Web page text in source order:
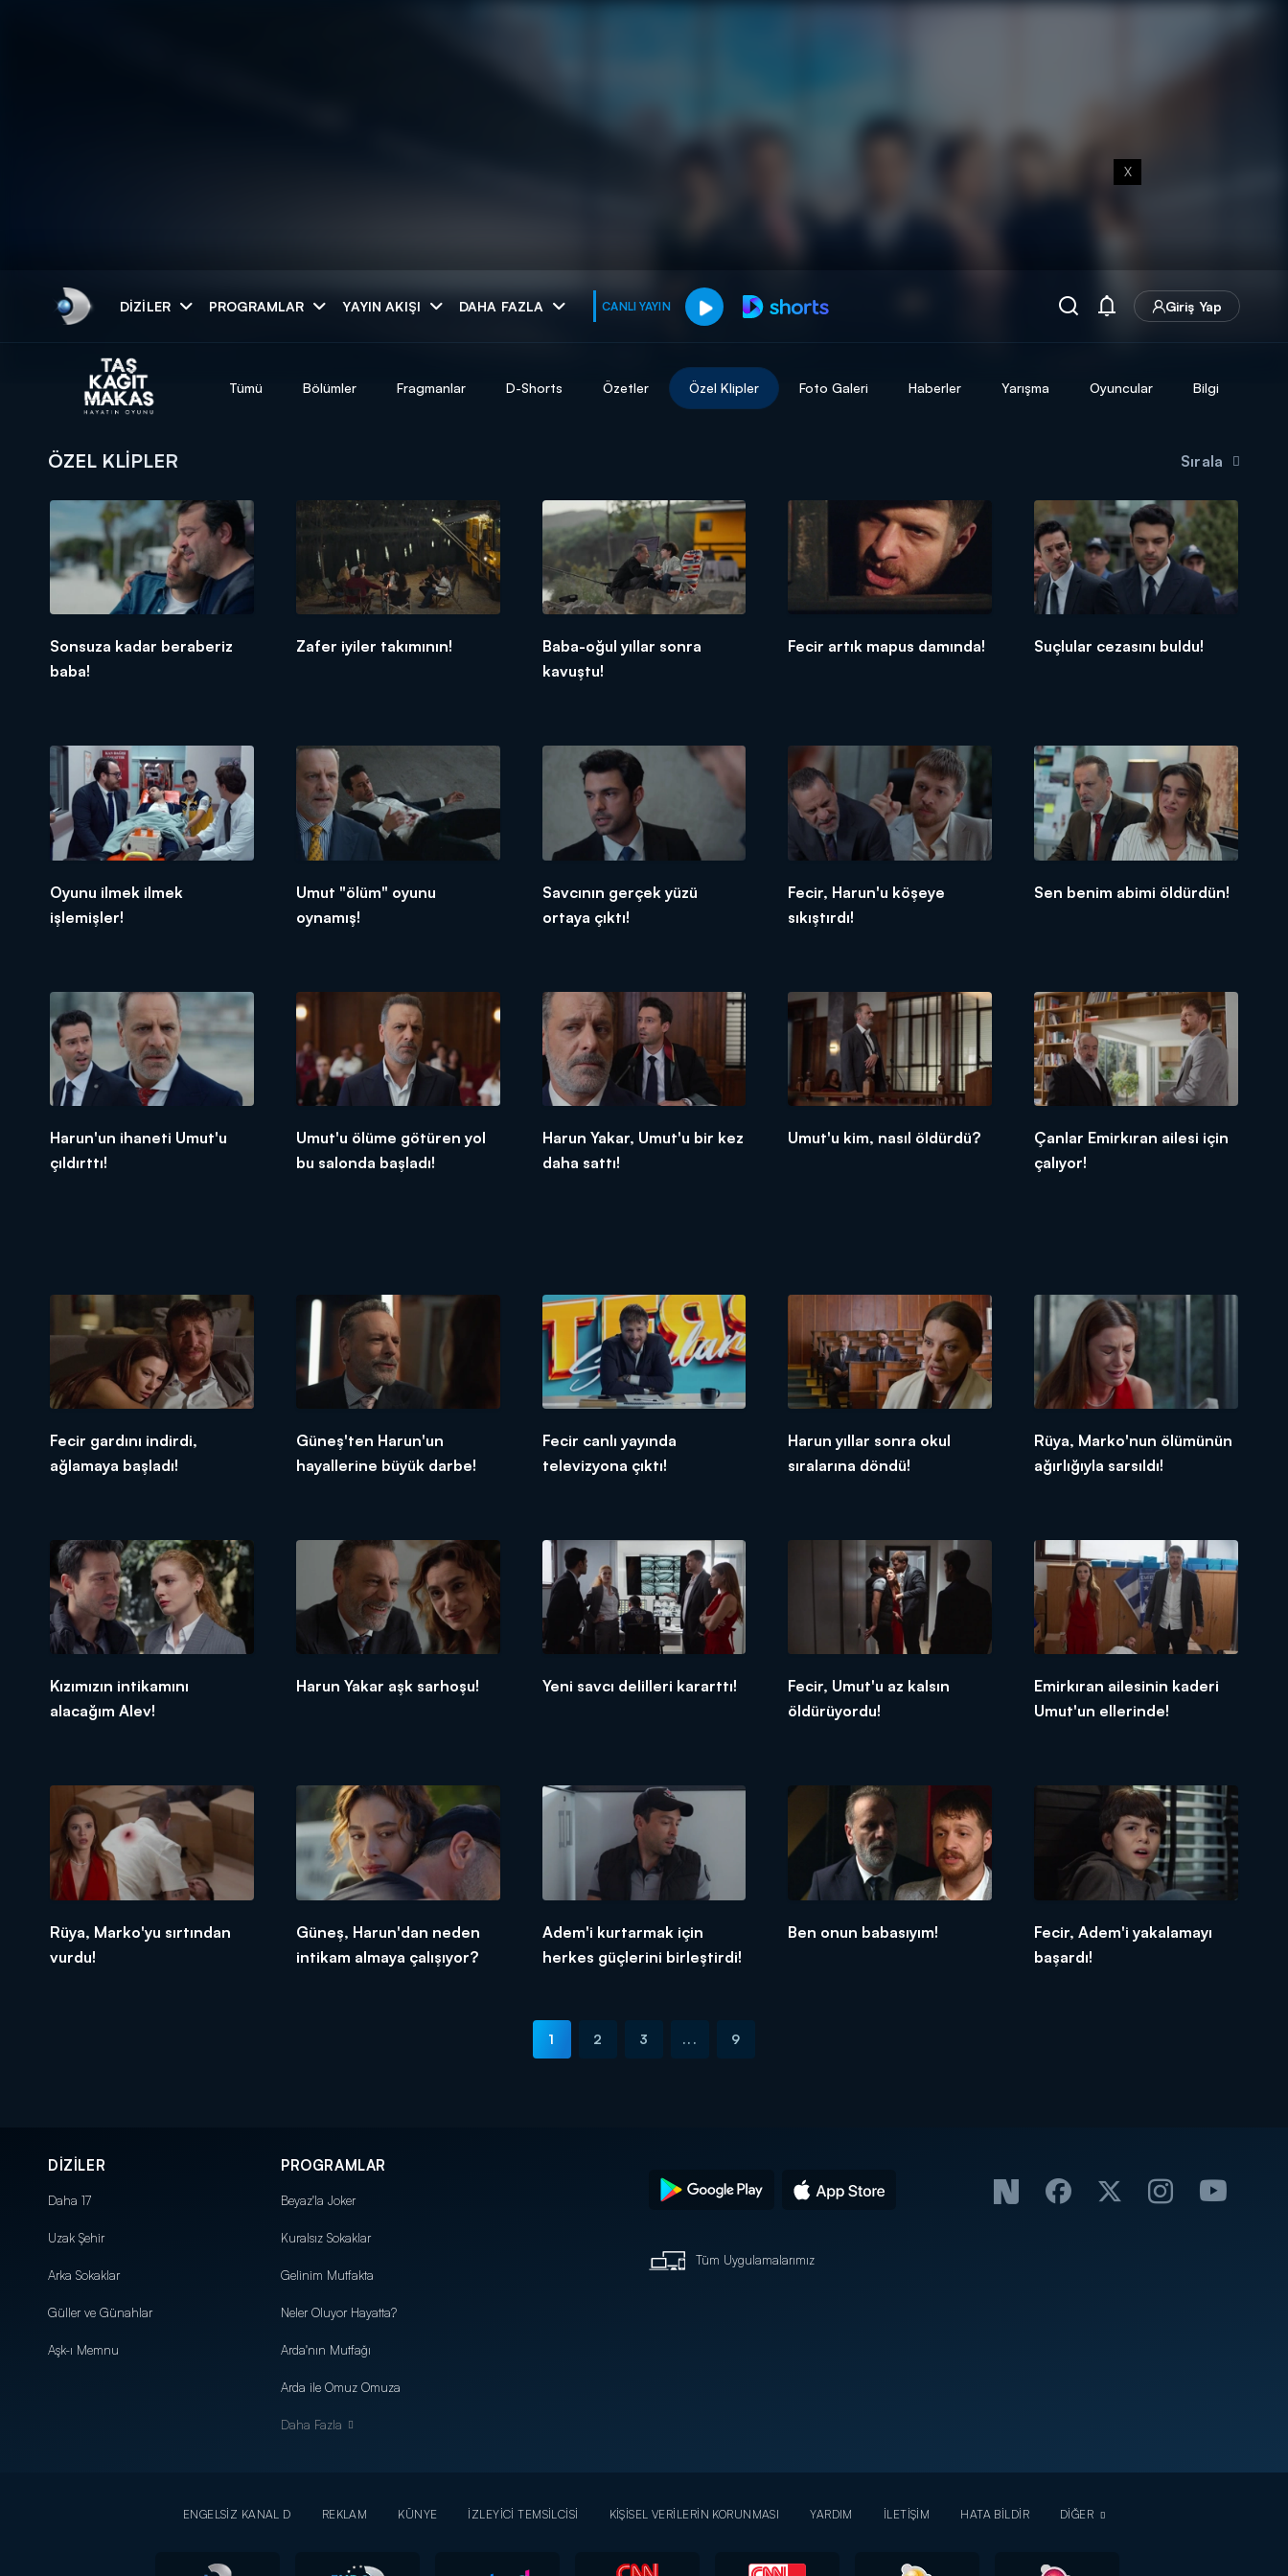
X
DIZILER PROGRAMLAR YAYIN AKIŞI DAHA FAZLA CANLI YAYIN Giriş Yap
muhteşem ikili
DİĞER SONUÇLAR
Tümü Bölümler Fragmanlar D-Shorts Özetler Özel Klipler Foto Galeri Haberler Yarışma Oyuncular Bilgi
ÖZEL KLIPLER Sırala
Sonsuza kadar beraberiz
baba!
Zafer iyiler takımının!
Baba-oğul yıllar sonra
kavuştu!
Fecir artık mapus damında! Suçlular cezasını buldu!
Oyunu ilmek ilmek
işlemişler!
Umut "ölüm" oyunu
oynamış!
Savcının gerçek yüzü
ortaya çıktı!
Fecir, Harun'u köşeye
sıkıştırdı!
Sen benim abimi öldürdün!
Harun'un ihaneti Umut'u
çıldırttı!
Umut'u ölüme götüren yol
bu salonda başladı!
Harun Yakar, Umut'u bir kez
daha sattı!
Umut'u kim, nasıl öldürdü?
Çanlar Emirkıran ailesi için
çalıyor!
Fecir gardını indirdi,
ağlamaya başladı!
Güneş'ten Harun'un
hayallerine büyük darbe!
Fecir canlı yayında
televizyona çıktı!
Harun yıllar sonra okul
sıralarına döndü!
Rüya, Marko'nun ölümünün
ağırlığıyla sarsıldı!
Kızımızın intikamını
alacağım Alev!
Harun Yakar aşk sarhoşu! Yeni savcı delilleri kararttı!
Fecir, Umut'u az kalsın
öldürüyordu!
Emirkıran ailesinin kaderi
Umut'un ellerinde!
Rüya, Marko'yu sırtından
vurdu!
Güneş, Harun'dan neden
intikam almaya çalışıyor?
Adem'i kurtarmak için
herkes güçlerini birleştirdi!
Ben onun babasıyım!
Fecir, Adem'i yakalamayı
başardı!
1 2 3 ... 9
DİZİLER
Daha 17
Uzak Şehir
Arka Sokaklar
Güller ve Günahlar
Aşk-ı Memnu
PROGRAMLAR
Beyaz'la Joker
Kuralsız Sokaklar
Gelinim Mutfakta
Neler Oluyor Hayatta?
Arda'nın Mutfağı
Arda ile Omuz Omuza
Daha Fazla
Tüm Uygulamalarımız
ENGELSİZ KANAL D REKLAM KÜNYE İZLEYİCİ TEMSİLCİSİ KİŞİSEL VERİLERİN KORUNMASI YARDIM İLETİŞİM HATA BİLDİR DİĞER